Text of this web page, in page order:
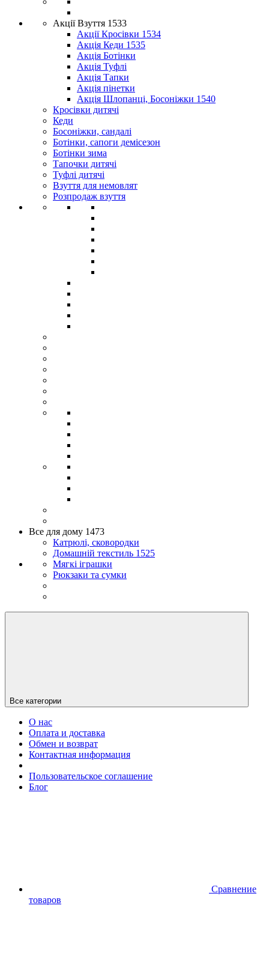
Акції Взуття 1533
Акції Кросівки 1534
Акція Кеди 1535
Акція Ботінки
Акція Туфлі
Акція Тапки
Акція пінетки
Акція Шлопанці, Босоніжки 1540
Кросівки дитячі
Кеди
Босоніжки, сандалі
Ботінки, сапоги демісезон
Ботінки зима
Тапочки дитячі
Туфлі дитячі
Взуття для немовлят
Розпродаж взуття
Все для дому 1473
Катрюлі, сковородки
Домашній текстиль 1525
Мягкі іграшки
Рюкзаки та сумки
Все категории
О нас
Оплата и доставка
Обмен и возврат
Контактная информация
Пользовательское соглашение
Блог
Сравнение
товаров